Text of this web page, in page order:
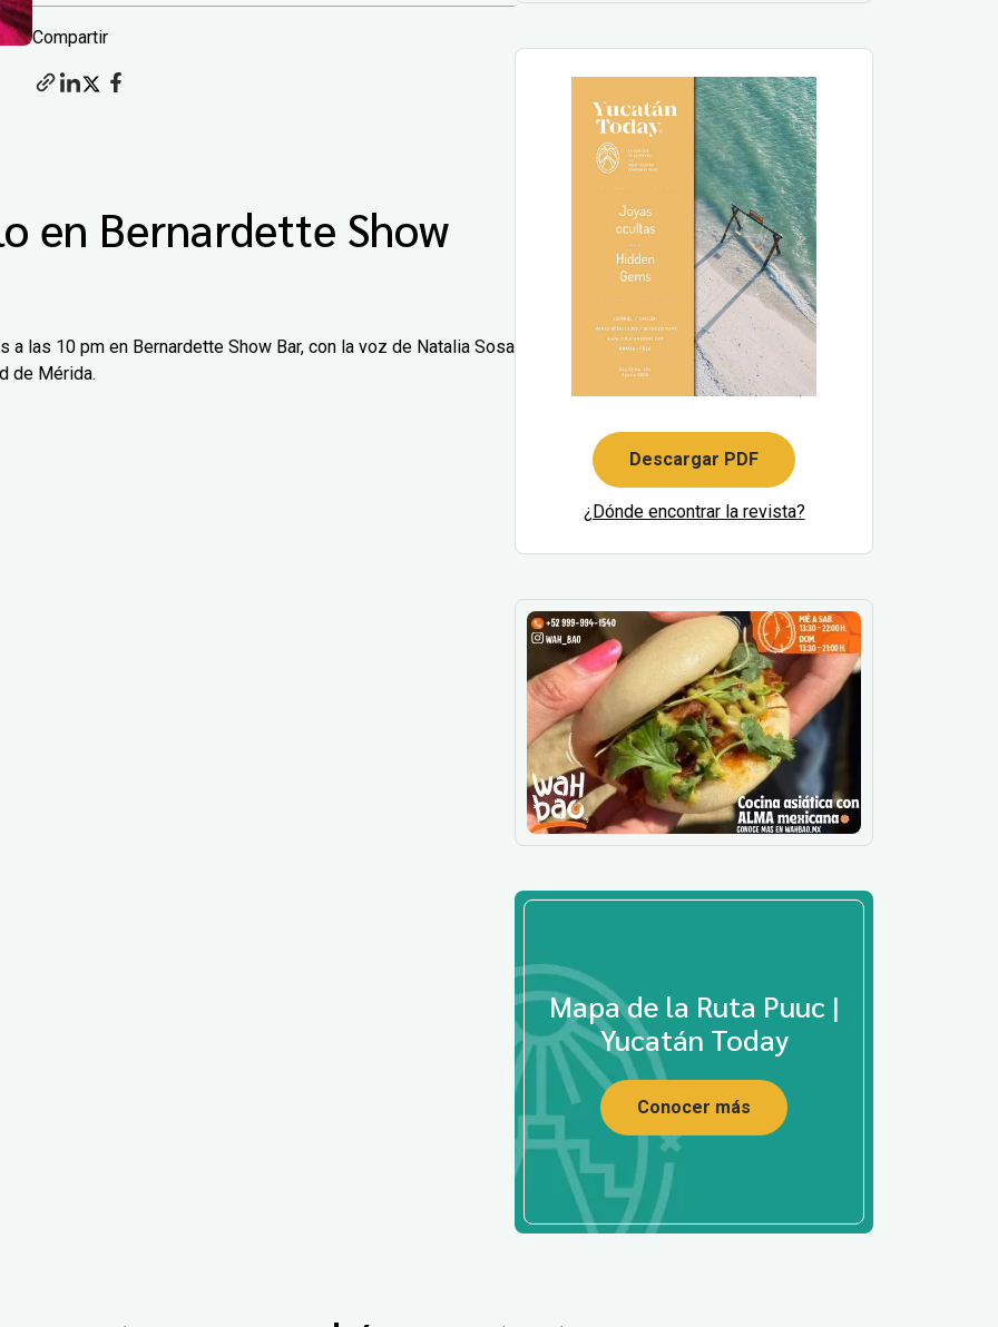
Compartir
en Bernardette Show
las 10 pm en Bernardette Show Bar, con la voz de Natalia Sosa
de Mérida.
Descargar PDF
¿Dónde encontrar la revista?
Mapa de la Ruta Puuc |
Yucatán Today
Conocer más